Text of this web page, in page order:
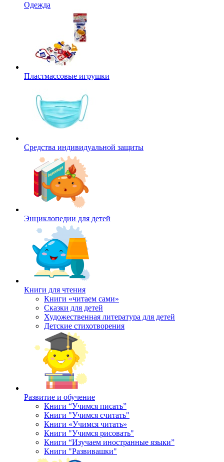
Одежда
Пластмассовые игрушки
Средства индивидуальной защиты
Энциклопедии для детей
Книги для чтения
Книги «читаем сами»
Сказки для детей
Художественная литература для детей
Детские стихотворения
Развитие и обучение
Книги “Учимся писать”
Книги "Учимся считать"
Книги «Учимся читать»
Книги "Учимся рисовать"
Книги “Изучаем иностранные языки”
Книги "Развивашки"